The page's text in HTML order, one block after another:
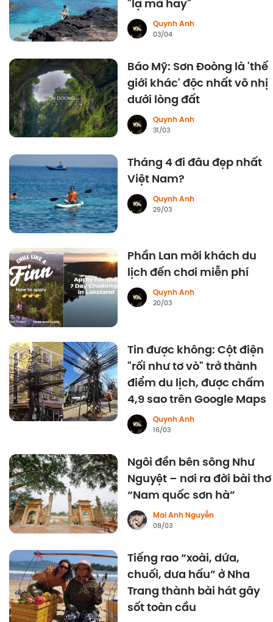
"lạ mà hay"
Quynh Anh
03/04
Báo Mỹ: Sơn Đoòng là 'thế
giới khác' độc nhất vô nhị
dưới lòng đất
Quynh Anh
31/03
Tháng 4 đi đâu đẹp nhất
Việt Nam?
Quynh Anh
29/03
Phần Lan mời khách du
lịch đến chơi miễn phí
Quynh Anh
20/03
Tin được không: Cột điện
"rối như tơ vò" trở thành
điểm du lịch, được chấm
4,9 sao trên Google Maps
Quynh Anh
16/03
Ngôi đền bên sông Như
Nguyệt – nơi ra đời bài thơ
“Nam quốc sơn hà”
Mai Anh Nguyễn
08/03
Tiếng rao “xoài, dứa,
chuối, dưa hấu” ở Nha
Trang thành bài hát gây
sốt toàn cầu